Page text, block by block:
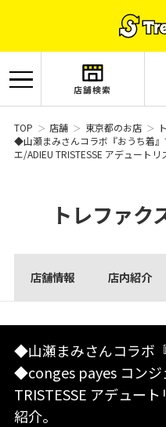
店舗検索
TOP 店舗 東京都のお店
◆山瀬まみさんコラボ『おうち着
エ/ADIEU TRISTESSE アデュートリ
トレファク
店舗情報 店内紹介
◆山瀬まみさんコラボ
◆conges payes コンジ
TRISTESSE アデュー
紹介。